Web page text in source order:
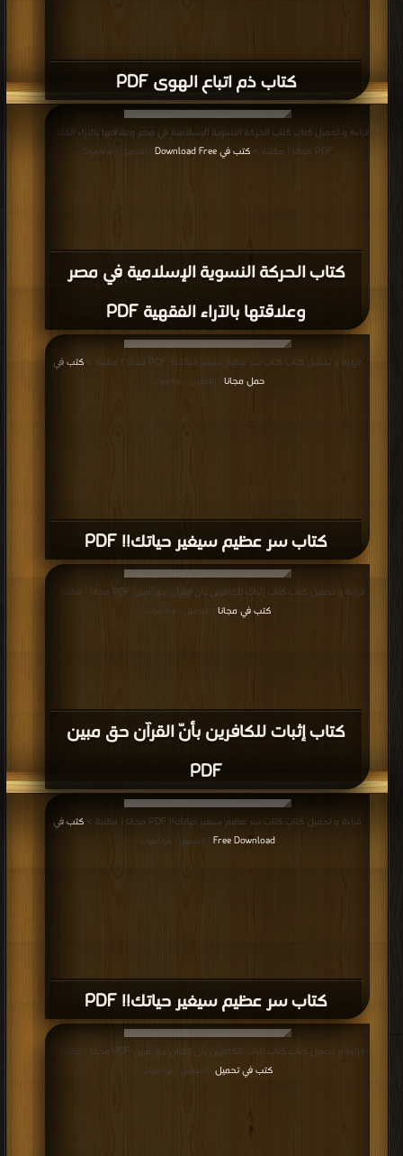
كتاب ذم اتباع الهوى PDF
كتاب الحركة النسوية الإسلامية في مصر
وعلاقتها بالآراء الفقهية PDF
قراءة و تحميل كتاب كتاب الحركة النسوية الإسلامية في مصر وعلاقتها بالآراء الفقهية
PDF مجانا | مكتبة >
كتب في Download Free | التحميل : مرة/مرات
كتاب سر عظيم سيغير حياتك!! PDF
قراءة و تحميل كتاب كتاب سر عظيم سيغير حياتك!! PDF مجانا | مكتبة >
كتب في
حمل مجانا | التحميل : مرة/مرات
كتاب إثبات للكافرين بأنّ القرآن حق مبين
PDF
قراءة و تحميل كتاب كتاب إثبات للكافرين بأنّ القرآن حق مبين PDF مجانا | مكتبة >
كتب في مجانا | التحميل : مرة/مرات
كتاب سر عظيم سيغير حياتك!! PDF
قراءة و تحميل كتاب كتاب سر عظيم سيغير حياتك!! PDF مجانا | مكتبة >
كتب في
Free Download | التحميل : مرة/مرات
قراءة و تحميل كتاب كتاب إثبات للكافرين بأنّ القرآن حق مبين PDF مجانا | مكتبة >
كتب في تحميل
| التحميل : مرة/مرات